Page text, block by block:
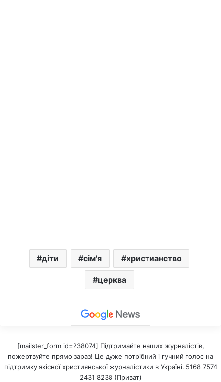
діти сім'я христианство
церква
[mailster_form id=238074] Підтримайте наших журналістів,
пожертвуйте прямо зараз! Це дуже потрібний і гучний голос на
підтримку якісної християнської журналістики в Україні. 5168 7574
2431 8238 (Приват)